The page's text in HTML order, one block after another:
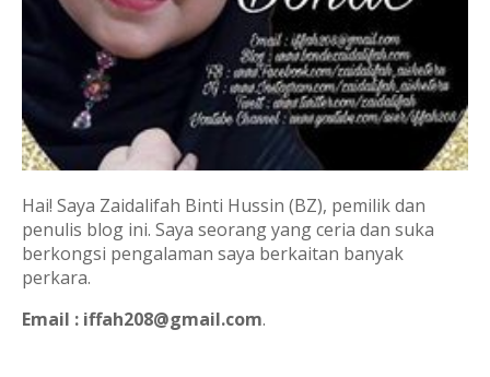
Hai! Saya Zaidalifah Binti Hussin (BZ), pemilik dan
penulis blog ini. Saya seorang yang ceria dan suka
berkongsi pengalaman saya berkaitan banyak
perkara.
Email : iffah208@gmail.com.